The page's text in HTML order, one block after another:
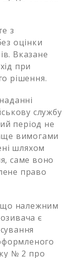
з
оцінки
Вказане
при
рішення.
службу
період не
вимогами
шляхом
саме воно
право
що належним
є
№ 2 про